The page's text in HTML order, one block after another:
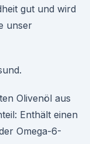
gut und wird
unser
Olivenöl aus
Enthält einen
Omega-6-